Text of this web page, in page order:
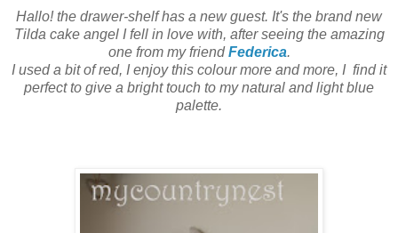
Hallo! the drawer-shelf has a new guest. It's the brand new
Tilda cake angel I fell in love with, after seeing the amazing
one from my friendFederica.
I used a bit of red, I enjoy this colour more and more, I find it
perfect to give a bright touch to my natural and light blue
palette.